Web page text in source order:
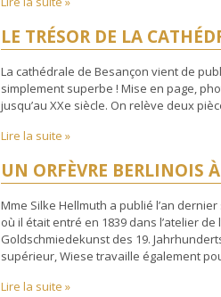
LE TRÉSOR DE LA
La cathédrale de Besançon vient de
simplement superbe ! Mise en page,
jusqu’au XXe siècle. On relève deux
Lire la suite »
UN ORFÈVRE BERLINOIS
Mme Silke Hellmuth a publié l’an
où il était entré en 1839 dans l’atelier
Goldschmiedekunst des 19.
supérieur, Wiese travaille également
Lire la suite »